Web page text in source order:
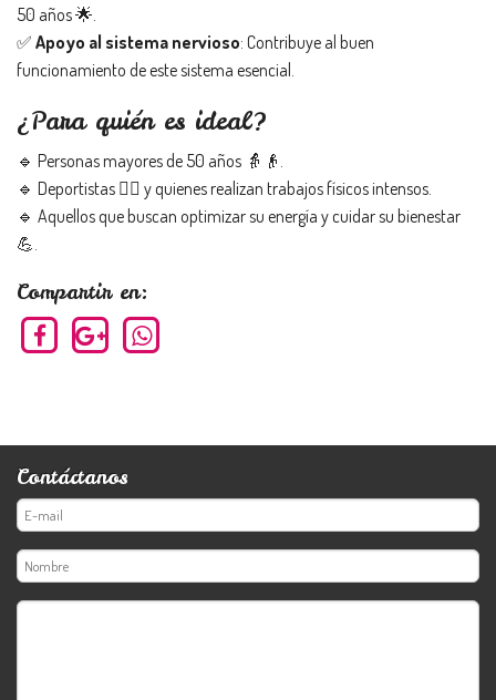
50 años 🌟.
✅ Apoyo al sistema nervioso: Contribuye al buen
funcionamiento de este sistema esencial.
¿Para quién es ideal?
🔹 Personas mayores de 50 años 👵👴.
🔹 Deportistas 🏃‍♀️ y quienes realizan trabajos físicos intensos.
🔹 Aquellos que buscan optimizar su energía y cuidar su bienestar
💪.
Compartir en:
Contáctanos